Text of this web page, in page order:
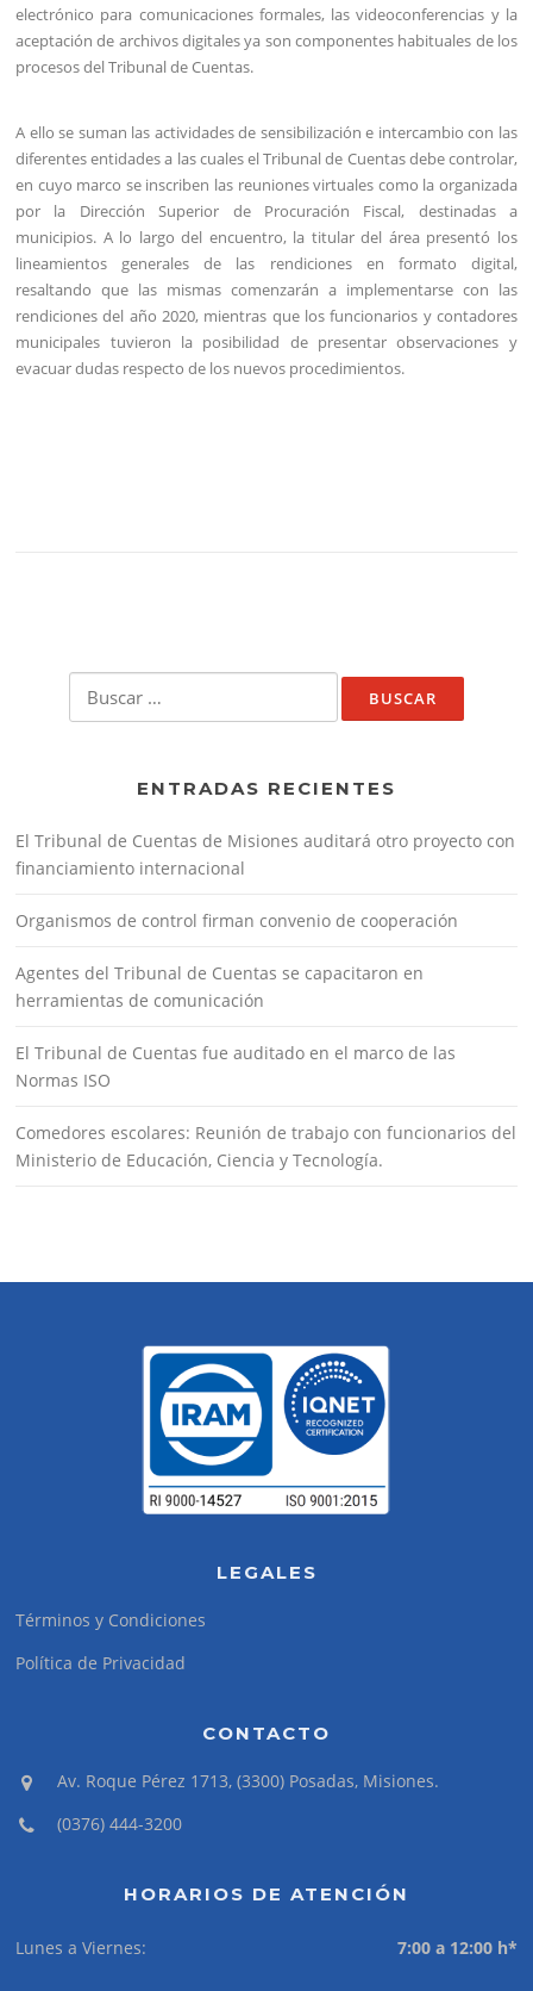
electrónico para comunicaciones formales, las videoconferencias y la
aceptación de archivos digitales ya son componentes habituales de los
procesos del Tribunal de Cuentas.
A ello se suman las actividades de sensibilización e intercambio con las
diferentes entidades a las cuales el Tribunal de Cuentas debe controlar,
en cuyo marco se inscriben las reuniones virtuales como la organizada
por la Dirección Superior de Procuración Fiscal, destinadas a
municipios. A lo largo del encuentro, la titular del área presentó los
lineamientos generales de las rendiciones en formato digital,
resaltando que las mismas comenzarán a implementarse con las
rendiciones del año 2020, mientras que los funcionarios y contadores
municipales tuvieron la posibilidad de presentar observaciones y
evacuar dudas respecto de los nuevos procedimientos.
ENTRADAS RECIENTES
El Tribunal de Cuentas de Misiones auditará otro proyecto con
financiamiento internacional
Organismos de control firman convenio de cooperación
Agentes del Tribunal de Cuentas se capacitaron en
herramientas de comunicación
El Tribunal de Cuentas fue auditado en el marco de las
Normas ISO
Comedores escolares: Reunión de trabajo con funcionarios del
Ministerio de Educación, Ciencia y Tecnología.
LEGALES
Términos y Condiciones
Política de Privacidad
CONTACTO
Av. Roque Pérez 1713, (3300) Posadas, Misiones.
(0376) 444-3200
HORARIOS DE ATENCIÓN
Lunes a Viernes: 7:00 a 12:00 h*